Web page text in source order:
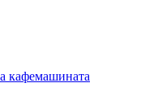
кафемашината